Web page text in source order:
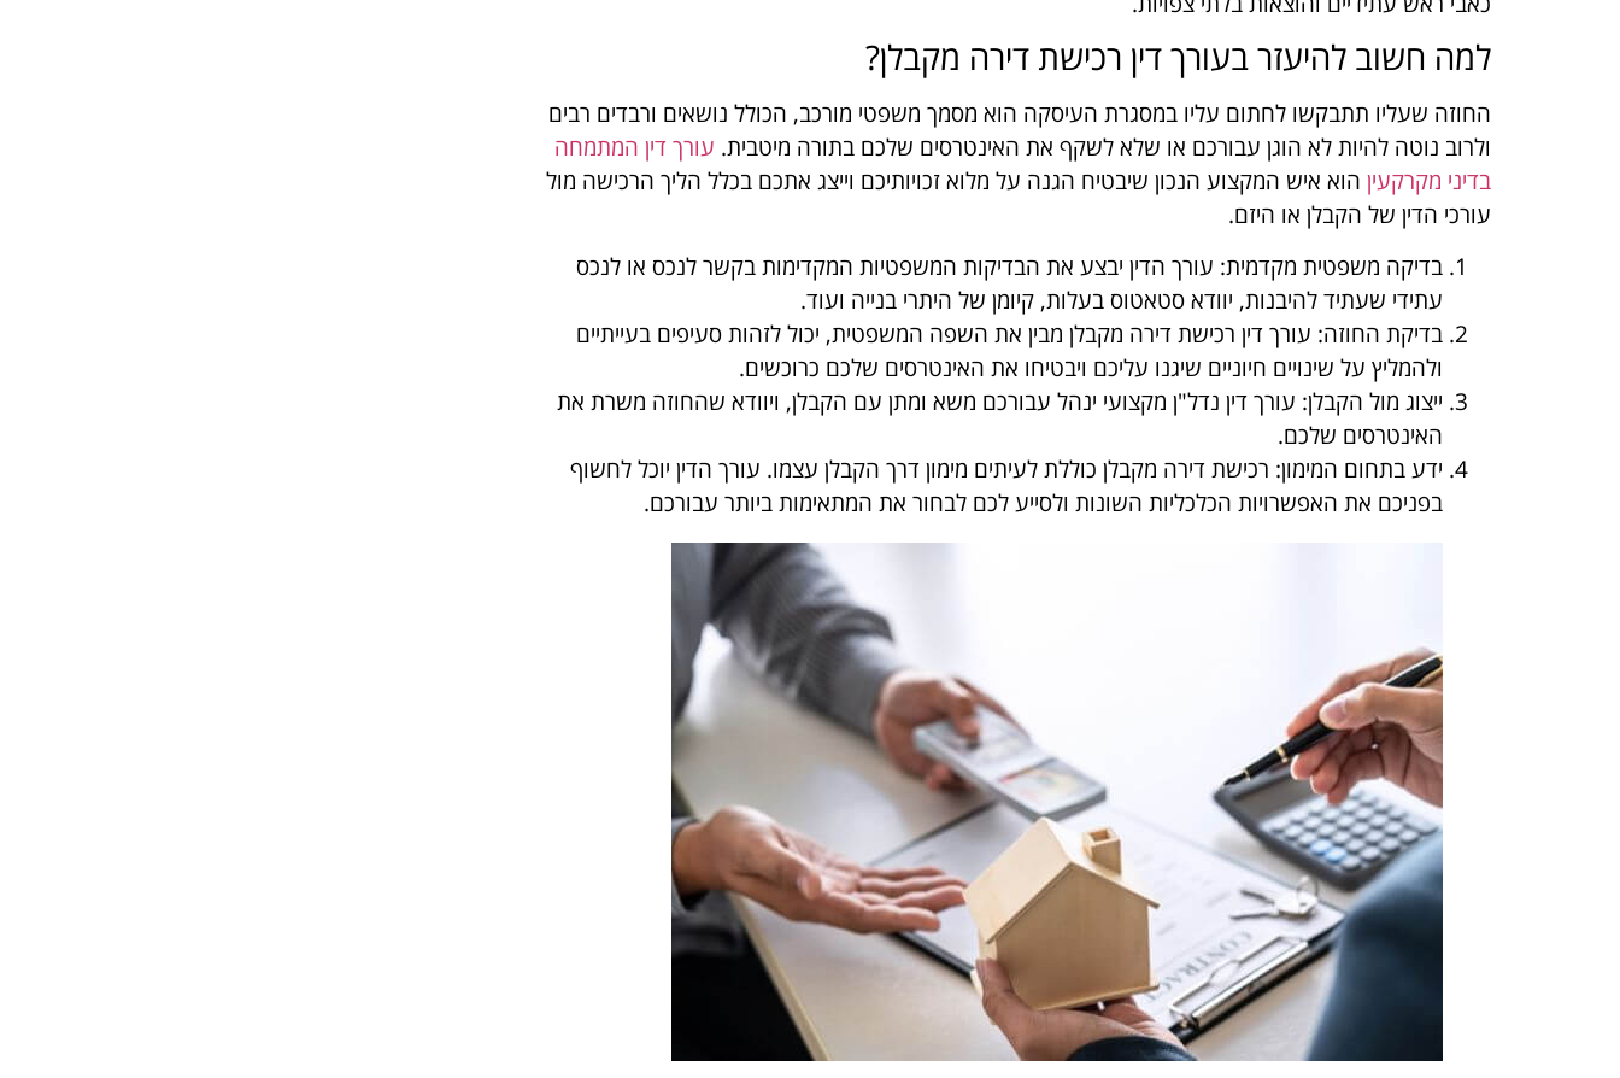
למה חשוב להיעזר בעורך דין רכישת דירה מקבלן?
החוזה שעליו תתבקשו לחתום עליו במסגרת העיסקה הוא מסמך משפטי מורכב, הכולל נושאים ורבדים רבים
ולרוב נוטה להיות לא הוגן עבורכם או שלא לשקף את האינטרסים שלכם בתורה מיטבית. עורך דין המתמחה
בדיני מקרקעין הוא איש המקצוע הנכון שיבטיח הגנה על מלוא זכויותיכם וייצג אתכם בכלל הליך הרכישה מול
עורכי הדין של הקבלן או היזם.
בדיקה משפטית מקדמית: עורך הדין יבצע את הבדיקות המשפטיות המקדימות בקשר לנכס או לנכס
עתידי שעתיד להיבנות, יוודא סטאטוס בעלות, קיומן של היתרי בנייה ועוד.
בדיקת החוזה: עורך דין רכישת דירה מקבלן מבין את השפה המשפטית, יכול לזהות סעיפים בעייתיים
ולהמליץ על שינויים חיוניים שיגנו עליכם ויבטיחו את האינטרסים שלכם כרוכשים.
ייצוג מול הקבלן: עורך דין נדל"ן מקצועי ינהל עבורכם משא ומתן עם הקבלן, ויוודא שהחוזה משרת את
האינטרסים שלכם.
ידע בתחום המימון: רכישת דירה מקבלן כוללת לעיתים מימון דרך הקבלן עצמו. עורך הדין יוכל לחשוף
בפניכם את האפשרויות הכלכליות השונות ולסייע לכם לבחור את המתאימות ביותר עבורכם.